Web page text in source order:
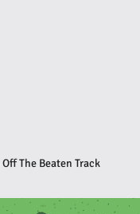
Off The Beaten Track